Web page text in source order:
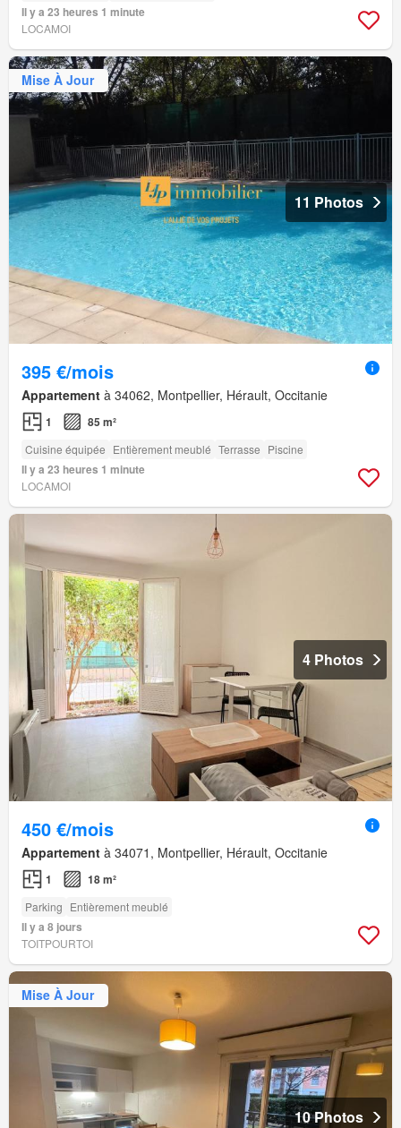
Il y a 23 heures 1 minute
LOCAMOI
Mise À Jour
11 Photos
395 €/mois
Appartement à 34062, Montpellier, Hérault, Occitanie
1 85 m²
Cuisine équipée Entièrement meublé Terrasse Piscine
Il y a 23 heures 1 minute
LOCAMOI
4 Photos
450 €/mois
Appartement à 34071, Montpellier, Hérault, Occitanie
1 18 m²
Parking Entièrement meublé
Il y a 8 jours
TOITPOURTOI
Mise À Jour
10 Photos